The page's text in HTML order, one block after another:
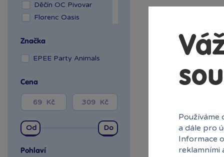
Děčín OC Pivovar
Florenc Oasis
Kladno OAZA
Liberec Géčko
Mladá Boleslav OC
Olympia
OC Šestka
Ostrava Géčko
Slovany
Značka
EPEE Party Animals
Cena
Pohlaví
a dále pro
Informace
reklamními